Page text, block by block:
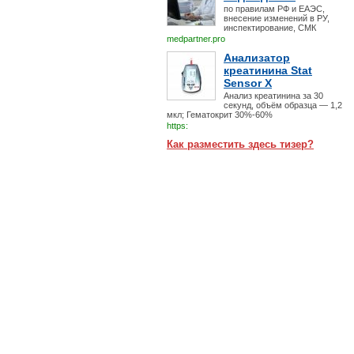
по правилам РФ и ЕАЭС,
внесение изменений в РУ,
инспектирование, СМК
medpartner.pro
Анализатор
креатинина Stat
Sensor X
Анализ креатинина за 30
секунд, объём образца — 1,2
мкл; Гематокрит 30%-60%
https:
Как разместить здесь тизер?